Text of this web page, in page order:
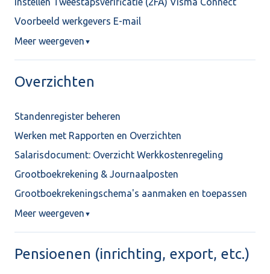
Voorbeeld werkgevers E-mail
Meer weergeven ▼
Overzichten
Standenregister beheren
Werken met Rapporten en Overzichten
Salarisdocument: Overzicht Werkkostenregeling
Grootboekrekening & Journaalposten
Grootboekrekeningschema's aanmaken en toepassen
Meer weergeven ▼
Pensioenen (inrichting, export, etc.)